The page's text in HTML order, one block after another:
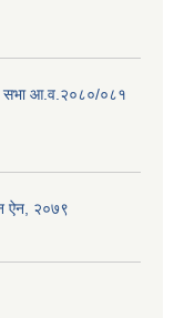
सभा आ.व.२०८०/०८१
ऐन, २०७९